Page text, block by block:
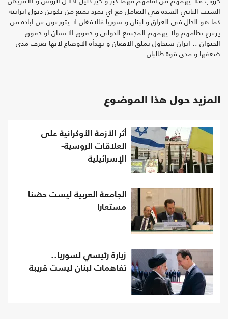
السبب الثاني الشده في التعامل مع اي تمرد يمنع من تكوين ذيول ايرانيه
كما هو الحال في العراق و لبنان و سوريا فالافغان لا يتورعون عن اباده من
يزعزع نظامهم ولا يهمهم المجتمع الدولي و حقوق الانسان او حقوق
الحيوان .. ايران ستحاول تملق الافغان و تهدأه الاوضاع لانها تعرف مدى
ضعفها و مدى قوة طالبان
المزيد حول هذا الموضوع
أثر الأزمة الأوكرانية على
العلاقات الروسية-
الإسرائيلية
الجامعة العربية ليست حضناً
مستعاراً
زيارة رئيسي لسوريا..
تفاهمات لبنان ليست قريبة